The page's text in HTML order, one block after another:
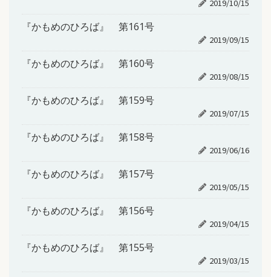
2019/10/15
『かもめのひろば』 第161号
2019/09/15
『かもめのひろば』 第160号
2019/08/15
『かもめのひろば』 第159号
2019/07/15
『かもめのひろば』 第158号
2019/06/16
『かもめのひろば』 第157号
2019/05/15
『かもめのひろば』 第156号
2019/04/15
『かもめのひろば』 第155号
2019/03/15